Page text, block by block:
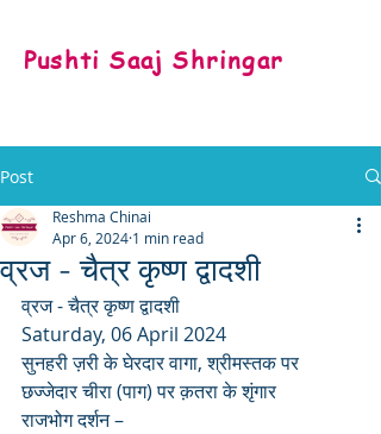
Pushti Saaj Shringar
Post
व्रज - चैत्र कृष्ण द्वादशी
Reshma Chinai
Apr 6, 2024 1 min read
व्रज - चैत्र कृष्ण द्वादशी
Saturday, 06 April 2024
सुनहरी ज़री के घेरदार वागा, श्रीमस्तक पर
छज्जेदार चीरा (पाग) पर क़तरा के शृंगार
राजभोग दर्शन –